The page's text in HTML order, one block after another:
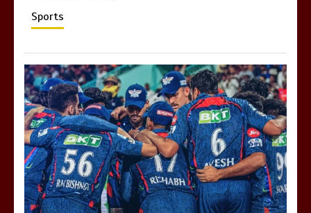
Sports